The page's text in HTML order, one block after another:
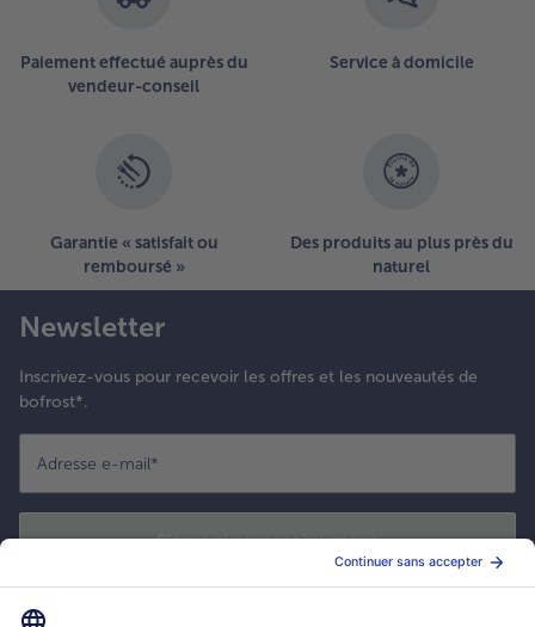
Paiement effectué auprès du
vendeur-conseil
Service à domicile
Garantie « satisfait ou
remboursé »
Des produits au plus près du
naturel
Newsletter
Inscrivez-vous pour recevoir les offres et les nouveautés de
bofrost*.
Adresse e-mail*
S'enregistrer maintenant